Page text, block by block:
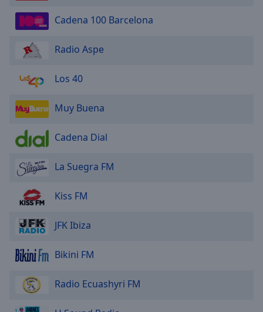
Cadena 100 Barcelona
Radio Aspe
Los 40
Muy Buena
Cadena Dial
La Suegra FM
Kiss FM
JFK Ibiza
Bikini FM
Radio Ecuashyri FM